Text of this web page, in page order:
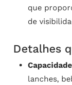
que
de
Detalhes
lanches,